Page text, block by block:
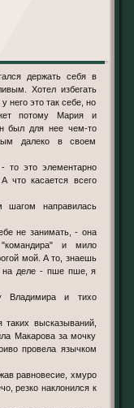
Хотел избегать
него это так себе, но
потому Мария и
был для нее чем-то
далеко в своем
то это элементарно
что касается всего
шагом направилась
не занимать, - она
и мило
мой. А то, знаешь
на деле - пше пше, я
Владимира и тихо
высказываний,
Макарова за мочку
провела язычком
равновесие, хмуро
резко наклонился к